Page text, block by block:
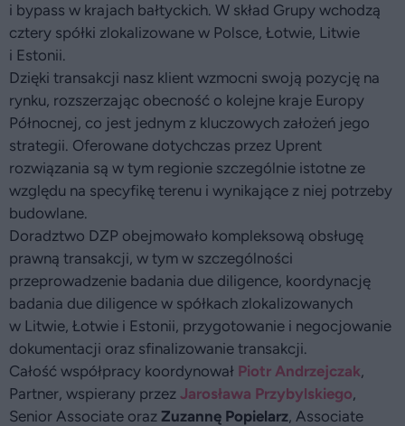
i bypass w krajach bałtyckich. W skład Grupy wchodzą
cztery spółki zlokalizowane w Polsce, Łotwie, Litwie
i Estonii.
Dzięki transakcji nasz klient wzmocni swoją pozycję na
rynku, rozszerzając obecność o kolejne kraje Europy
Północnej, co jest jednym z kluczowych założeń jego
strategii. Oferowane dotychczas przez Uprent
rozwiązania są w tym regionie szczególnie istotne ze
względu na specyfikę terenu i wynikające z niej potrzeby
budowlane.
Doradztwo DZP obejmowało kompleksową obsługę
prawną transakcji, w tym w szczególności
przeprowadzenie badania due diligence, koordynację
badania due diligence w spółkach zlokalizowanych
w Litwie, Łotwie i Estonii, przygotowanie i negocjowanie
dokumentacji oraz sfinalizowanie transakcji.
Całość współpracy koordynował Piotr Andrzejczak,
Partner, wspierany przez Jarosława Przybylskiego,
Senior Associate oraz Zuzannę Popielarz, Associate